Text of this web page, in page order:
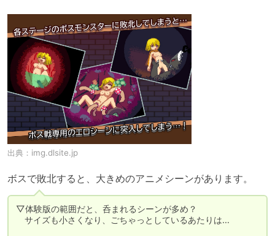
出典： img.dlsite.jp
ボスで敗北すると、大きめのアニメシーンがあります。
▽体験版の範囲だと、呑まれるシーンが多め？
サイズも小さくなり、ごちゃっとしているあたりは…